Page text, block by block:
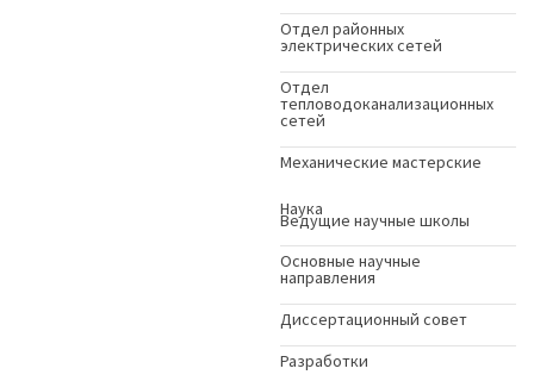
Отдел районных
электрических сетей
Отдел
тепловодоканализационных
сетей
Механические мастерские
Наука
Ведущие научные школы
Основные научные
направления
Диссертационный совет
Разработки